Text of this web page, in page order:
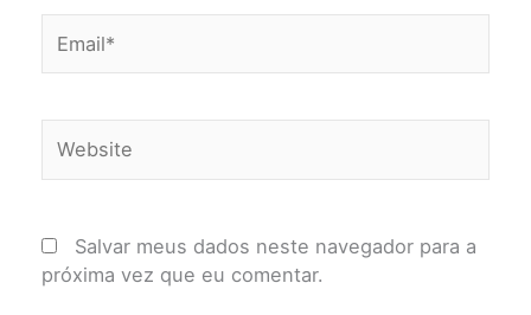
Salvar meus dados neste navegador para a
próxima vez que eu comentar.